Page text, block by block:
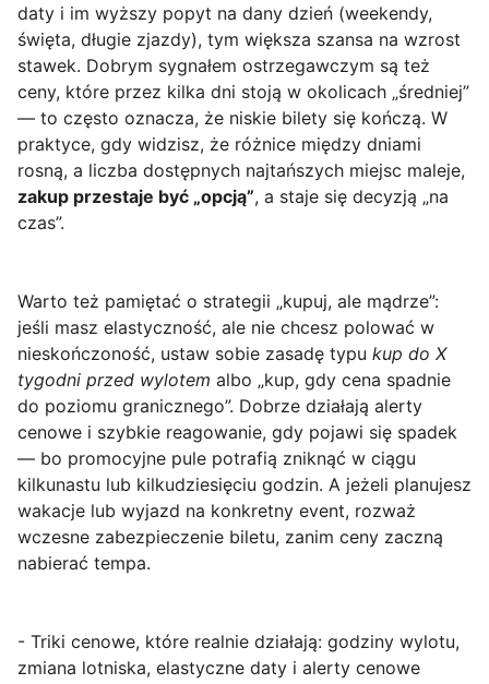
daty i im wyższy popyt na dany dzień (weekendy,
święta, długie zjazdy), tym większa szansa na wzrost
stawek. Dobrym sygnałem ostrzegawczym są też
ceny, które przez kilka dni stoją w okolicach „średniej”
— to często oznacza, że niskie bilety się kończą. W
praktyce, gdy widzisz, że różnice między dniami
rosną, a liczba dostępnych najtańszych miejsc maleje,
zakup przestaje być „opcją”, a staje się decyzją „na
czas”.
Warto też pamiętać o strategii „kupuj, ale mądrze”:
jeśli masz elastyczność, ale nie chcesz polować w
nieskończoność, ustaw sobie zasadę typu kup do X
tygodni przed wylotem albo „kup, gdy cena spadnie
do poziomu granicznego”. Dobrze działają alerty
cenowe i szybkie reagowanie, gdy pojawi się spadek
— bo promocyjne pule potrafią zniknąć w ciągu
kilkunastu lub kilkudziesięciu godzin. A jeżeli planujesz
wakacje lub wyjazd na konkretny event, rozważ
wczesne zabezpieczenie biletu, zanim ceny zaczną
nabierać tempa.
- Triki cenowe, które realnie działają: godziny wylotu,
zmiana lotniska, elastyczne daty i alerty cenowe